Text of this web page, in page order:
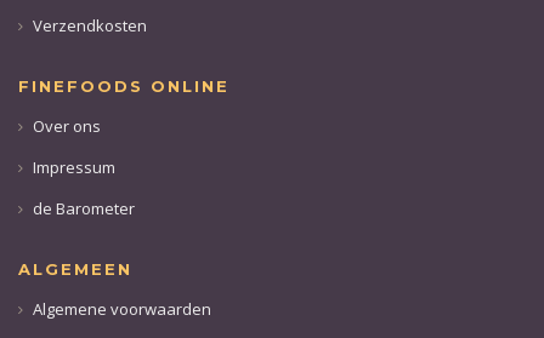
Verzendkosten
FINEFOODS ONLINE
Over ons
Impressum
de Barometer
ALGEMEEN
Algemene voorwaarden